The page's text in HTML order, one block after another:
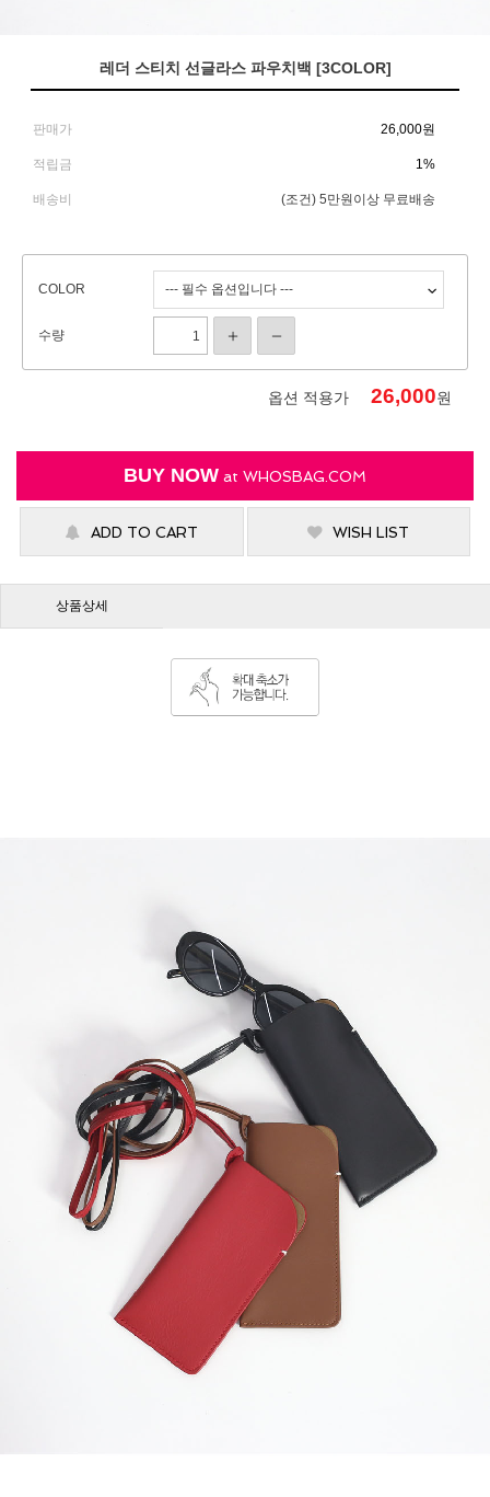
레더 스티치 선글라스 파우치백 [3COLOR]
판매가 26,000원
적립금 1%
배송비 (조건) 5만원이상 무료배송
COLOR
수량
옵션 적용가 26,000원
BUY NOW at WHOSBAG.COM
ADD TO CART WISH LIST
상품상세